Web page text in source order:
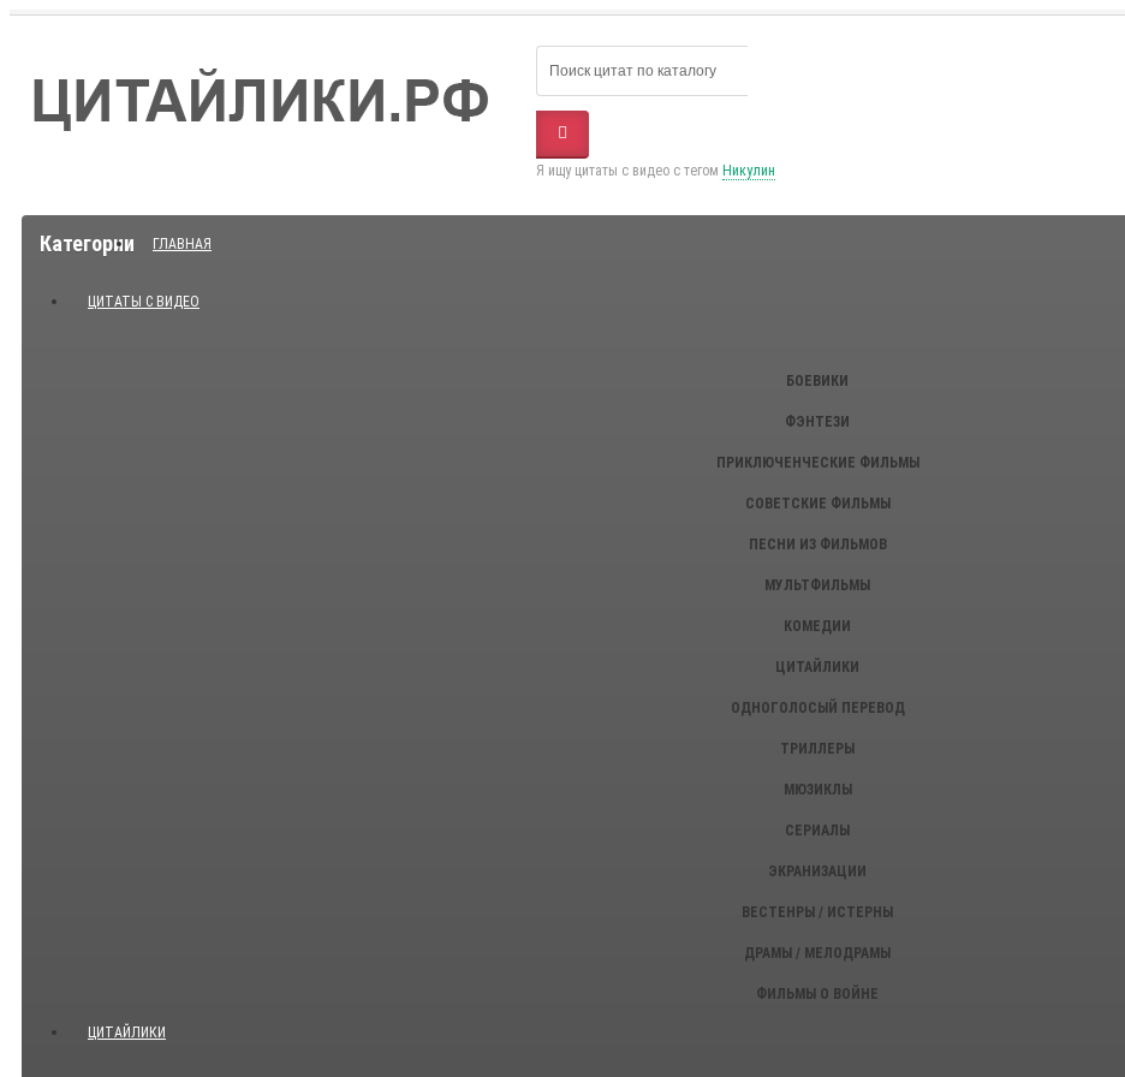
Я ищу цитаты с видео с тегом Никулин
Категории ГЛАВНАЯ
ЦИТАТЫ С ВИДЕО
БОЕВИКИ
ФЭНТЕЗИ
ПРИКЛЮЧЕНЧЕСКИЕ ФИЛЬМЫ
СОВЕТСКИЕ ФИЛЬМЫ
ПЕСНИ ИЗ ФИЛЬМОВ
МУЛЬТФИЛЬМЫ
КОМЕДИИ
ЦИТАЙЛИКИ
ОДНОГОЛОСЫЙ ПЕРЕВОД
ТРИЛЛЕРЫ
МЮЗИКЛЫ
СЕРИАЛЫ
ЭКРАНИЗАЦИИ
ВЕСТЕНРЫ / ИСТЕРНЫ
ДРАМЫ / МЕЛОДРАМЫ
ФИЛЬМЫ О ВОЙНЕ
ЦИТАЙЛИКИ